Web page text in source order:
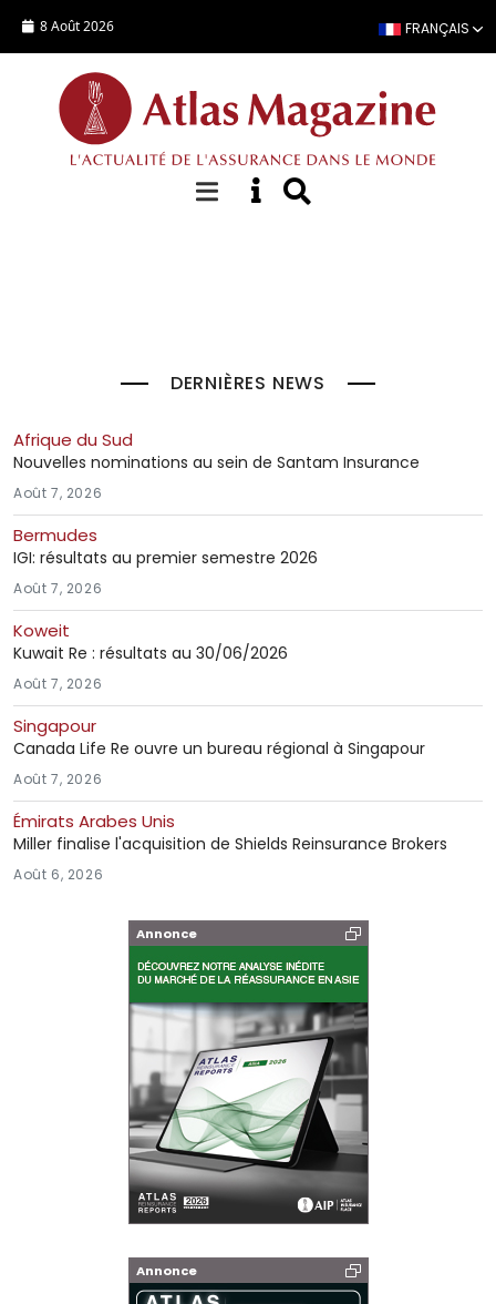
8 Août 2026 FRANÇAIS
À la Une
DERNIÈRES NEWS
Afrique du Sud
Nouvelles nominations au sein de Santam Insurance
Août 7, 2026
Bermudes
IGI: résultats au premier semestre 2026
Août 7, 2026
Koweit
Kuwait Re : résultats au 30/06/2026
Août 7, 2026
Singapour
Canada Life Re ouvre un bureau régional à Singapour
Août 7, 2026
Émirats Arabes Unis
Miller finalise l'acquisition de Shields Reinsurance Brokers
Août 6, 2026
Annonce
Annonce